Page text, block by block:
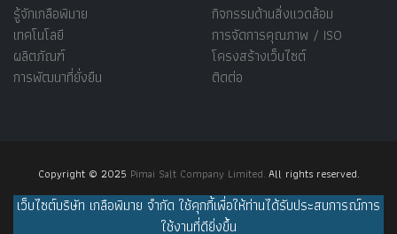
รู้จักเกลือพิมาย
เทคโนโลยี
ผลิตภัณฑ์
การพัฒนาที่ยั่งยืน
กิจกรรมด้านสิ่งแวดล้อม
การจัดการคุณภาพ / ISO
โครงสร้างเว็บไซต์
ติดต่อ
Copyright © 2025 Pimai Salt Company Limited. All rights reserved.
เว็บไซต์บริษัท เกลือพิมาย จำกัด ใช้คุกกี้เพื่อให้ท่านได้รับประสบการณ์การ
ใช้งานที่ดียิ่งขึ้น